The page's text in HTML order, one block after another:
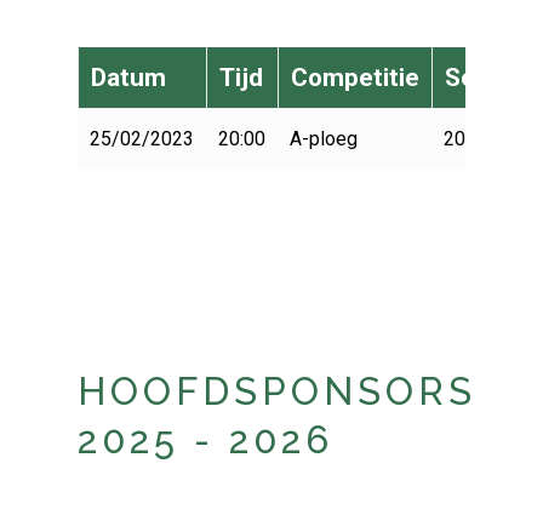
Datum Tijd Competitie Seizoen
25/02/2023 20:00 A-ploeg 2022-2023
HOOFDSPONSORS
2025 - 2026